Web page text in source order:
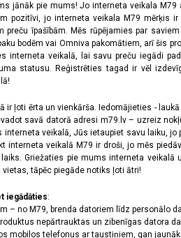
jānāk pie mums! Jo interneta veikala
pozitīvi, jo interneta veikala M79 mērķis
preču īpašībām. Mēs rūpējamies par
bodēm vai Omniva pakomātiem, arī šis
interneta veikalā, lai savu preču iegādi
statusu. Reģistrēties tagad ir vēl
ir ļoti ērta un vienkārša. Iedomājieties -
savā datorā adresi m79.lv – uzreiz
interneta veikalā, Jūs ietaupiet savu laiku,
interneta veikalā M79 ir droši, jo mēs
Griežaties pie mums interneta
tāpēc piegāde notiks ļoti ātri!
iegādāties:
– no M79, brenda datoriem līdz personālo
nepārtrauktas un zibenīgas datora
mobilos telefonus ar taustiņiem, gan